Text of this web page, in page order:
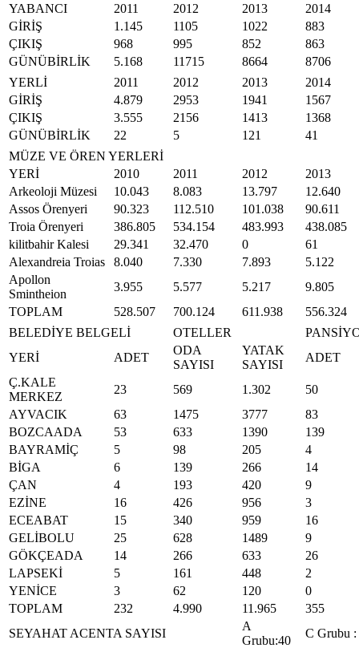
YABANCI
2011 2012 2013
2014
GİRİŞ
1.145 1105 1022
883
ÇIKIŞ
968 995 852
863
GÜNÜBİRLİK
5.168 11715 8664
8706
YERLİ
2011 2012 2013
2014
GİRİŞ
4.879 2953 1941
1567
ÇIKIŞ
3.555 2156 1413
1368
GÜNÜBİRLİK
22 5 121
41
MÜZE VE ÖREN YERLERİ
YERİ
2010 2011 2012
2013
Arkeoloji Müzesi
10.043 8.083 13.797
12.640
Assos Örenyeri
90.323 112.510 101.038
90.611
Troia Örenyeri
386.805 534.154 483.993
438.085
kilitbahir Kalesi
29.341 32.470 0
61
Alexandreia Troias
8.040 7.330 7.893
5.122
Apollon
Smintheion
3.955 5.577 5.217
9.805
TOPLAM
528.507 700.124 611.938
556.324
BELEDİYE BELGELİ
OTELLER
YERİ
ADET
ODA
SAYISI
YATAK
SAYISI
ADET
Ç.KALE
MERKEZ
23 569 1.302
50
AYVACIK
63 1475 3777
83
BOZCAADA
53 633 1390
139
BAYRAMİÇ
5 98 205
4
BİGA
6 139 266
14
ÇAN
4 193 420
9
EZİNE
16 426 956
3
ECEABAT
15 340 959
16
GELİBOLU
25 628 1489
9
GÖKÇEADA
14 266 633
26
LAPSEKİ
5 161 448
2
YENİCE
3 62 120
0
TOPLAM
232 4.990 11.965
355
SEYAHAT ACENTA SAYISI
A
Grubu:40
C Grubu :